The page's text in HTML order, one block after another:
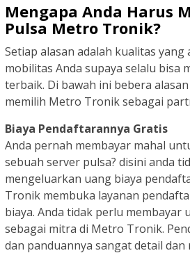
Mengapa Anda Harus
Pulsa Metro Tronik?
Setiap alasan adalah kualitas
mobilitas Anda supaya selalu bisa
terbaik. Di bawah ini bebera
memilih Metro Tronik sebagai
Biaya Pendaftarannya Gratis
Anda pernah membayar mahal
sebuah server pulsa? disini anda
mengeluarkan uang biaya
Tronik membuka layanan
biaya. Anda tidak perlu membayar
sebagai mitra di Metro Tronik.
dan panduannya sangat detail dan